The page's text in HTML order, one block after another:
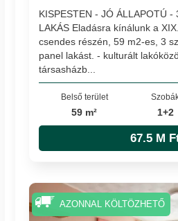
KISPESTEN - JÓ ÁLLAPOTÚ -
LAKÁS Eladásra kínálunk a
csendes részén, 59 m2-es, 3
panel lakást. - kulturált
társasházb...
Belső terület
59 m² 1+2
67.5 M
AZONNAL KÖLTÖZHETŐ